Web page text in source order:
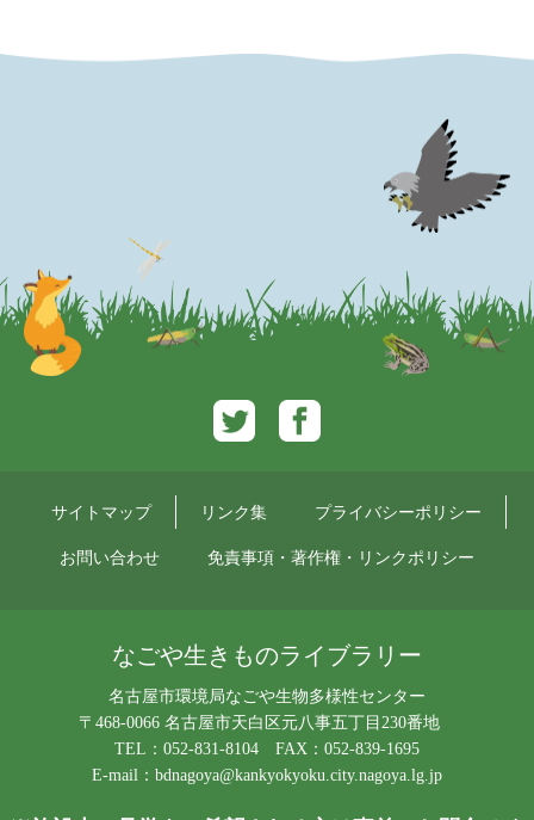
Twitter
サイトマップ リンク集 プライバシーポリシー
お問い合わせ 免責事項・著作権・リンクポリシー
なごや生きものライブラリー
名古屋市環境局なごや生物多様性センター
〒468-0066 名古屋市天白区元八事五丁目230番地
TEL：052-831-8104 FAX：052-839-1695
E-mail： bdnagoya@kankyokyoku.city.nagoya.lg.jp